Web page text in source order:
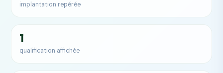
implantation repérée
1
qualification affichée